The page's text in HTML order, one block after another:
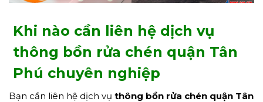
Khi nào cần liên hệ dịch vụ
thông bồn rửa chén quận Tân
Phú chuyên nghiệp
Bạn cần liên hệ dịch vụ thông bồn rửa chén quận Tân